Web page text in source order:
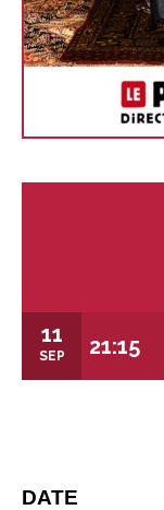
11
SEP 21:15
DATE